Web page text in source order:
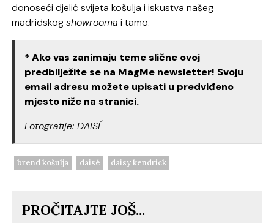
donoseći djelić svijeta košulja i iskustva našeg
madridskogshowrooma i tamo.
* Ako vas zanimaju teme slične ovoj
predbilježite se na MagMe newsletter! Svoju
email adresu možete upisati u predviđeno
mjesto niže na stranici.
Fotografije: DAISÉ
brend košulja daisé daisy kendrick
PROČITAJTE JOŠ...